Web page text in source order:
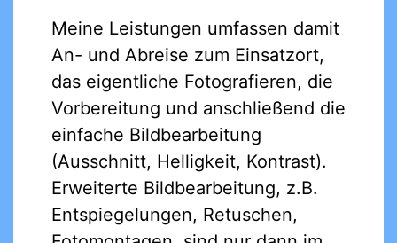
Meine Leistungen umfassen damit
An- und Abreise zum Einsatzort,
das eigentliche Fotografieren, die
Vorbereitung und anschließend die
einfache Bildbearbeitung
(Ausschnitt, Helligkeit, Kontrast).
Erweiterte Bildbearbeitung, z.B.
Entspiegelungen, Retuschen,